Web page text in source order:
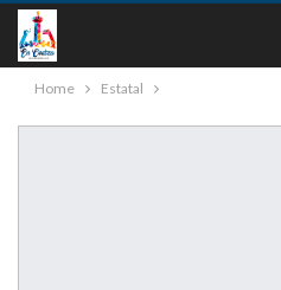
Home Estatal